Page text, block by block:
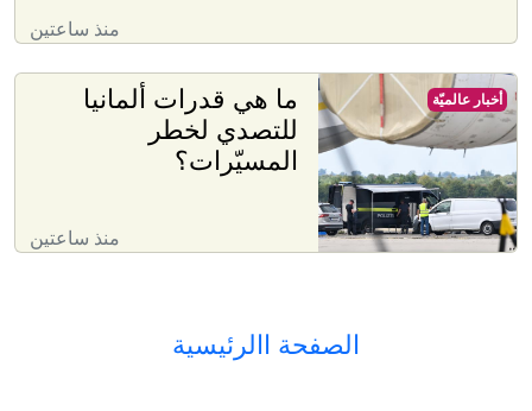
منذ ساعتين
ما هي قدرات ألمانيا
للتصدي لخطر
المسيّرات؟
منذ ساعتين
أخبار عالميّة
الصفحة االرئيسية